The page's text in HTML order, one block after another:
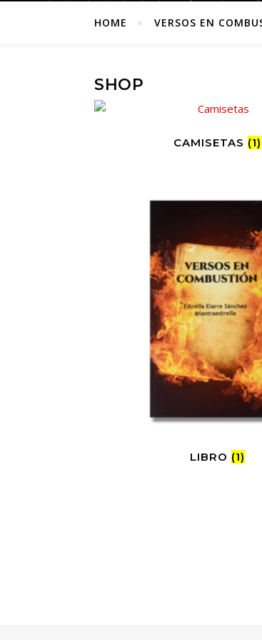
HOME VERSOS EN
SHOP
CAMISETAS (1)
LIBRO (1)